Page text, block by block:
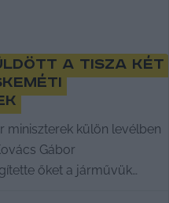
a Tisza két
miniszterek külön levélben
Gábor
őket a járművük